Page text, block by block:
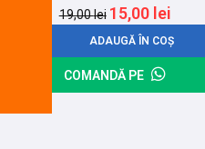
19,00lei 15,00 lei
ADAUGĂ ÎN COȘ
COMANDĂ PE